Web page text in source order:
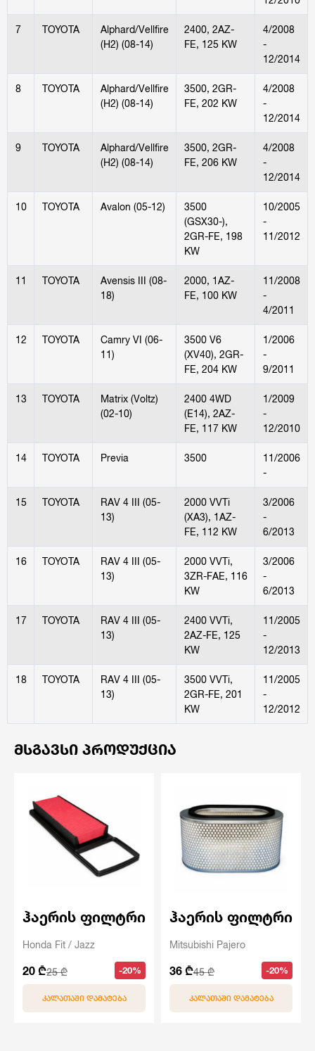
7 TOYOTA
Alphard/Vellfire
(H2) (08-14)
2400, 2AZ-
FE, 125 KW
4/2008
-
12/2014
8 TOYOTA
Alphard/Vellfire
(H2) (08-14)
3500, 2GR-
FE, 202 KW
4/2008
-
12/2014
9 TOYOTA
Alphard/Vellfire
(H2) (08-14)
3500, 2GR-
FE, 206 KW
4/2008
-
12/2014
10 TOYOTA Avalon (05-12)
3500
(GSX30-),
2GR-FE, 198
KW
10/2005
-
11/2012
11 TOYOTA
Avensis III (08-
18)
2000, 1AZ-
FE, 100 KW
11/2008
-
4/2011
12 TOYOTA
Camry VI (06-
11)
3500 V6
(XV40), 2GR-
FE, 204 KW
1/2006
-
9/2011
13 TOYOTA
Matrix (Voltz)
(02-10)
2400 4WD
(E14), 2AZ-
FE, 117 KW
1/2009
-
12/2010
14 TOYOTA Previa 3500
11/2006
-
15 TOYOTA
RAV 4 III (05-
13)
2000 VVTi
(XA3), 1AZ-
FE, 112 KW
3/2006
-
6/2013
16 TOYOTA
RAV 4 III (05-
13)
2000 VVTi,
3ZR-FAE, 116
KW
3/2006
-
6/2013
17 TOYOTA
RAV 4 III (05-
13)
2400 VVTi,
2AZ-FE, 125
KW
11/2005
-
12/2013
18 TOYOTA
RAV 4 III (05-
13)
3500 VVTi,
2GR-FE, 201
KW
11/2005
-
12/2012
ᲛᲡᲒᲐᲕᲡᲘ ᲞᲠᲝᲓᲣᲥᲪᲘᲐ
ჰაერის ფილტრი
Honda Fit / Jazz
20 ₾25 ₾ -20%
ᲙᲐᲚᲐᲗᲐᲨᲘ ᲓᲐᲛᲐᲢᲔᲑᲐ
ჰაერის ფილტრი
Mitsubishi Pajero
36 ₾45 ₾ -20%
ᲙᲐᲚᲐᲗᲐᲨᲘ ᲓᲐᲛᲐᲢᲔᲑᲐ